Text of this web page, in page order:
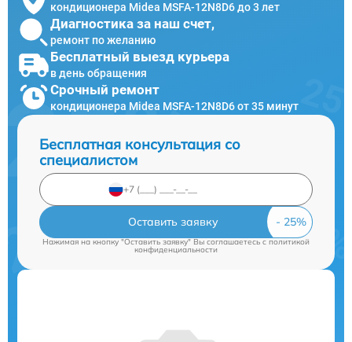
кондиционера Midea MSFA-12N8D6 до 3 лет
Диагностика за наш счет,
ремонт по желанию
Бесплатный выезд курьера
в день обращения
Срочный ремонт
кондиционера Midea MSFA-12N8D6 от 35 минут
Бесплатная консультация со
специалистом
Оставить заявку
Нажимая на кнопку "Оставить заявку" Вы соглашаетесь cполитикой
конфиденциальности